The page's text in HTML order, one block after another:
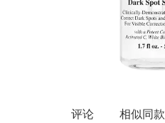
评论 相似同款